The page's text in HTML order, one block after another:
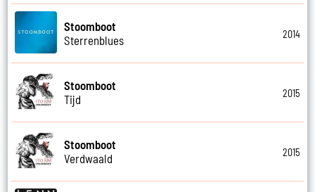
Stoomboot
Sterrenblues
2014
Stoomboot
Tijd
2015
Stoomboot
Verdwaald
2015